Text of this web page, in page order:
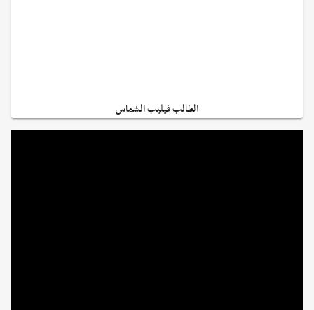
الطالب فيليب الشماس